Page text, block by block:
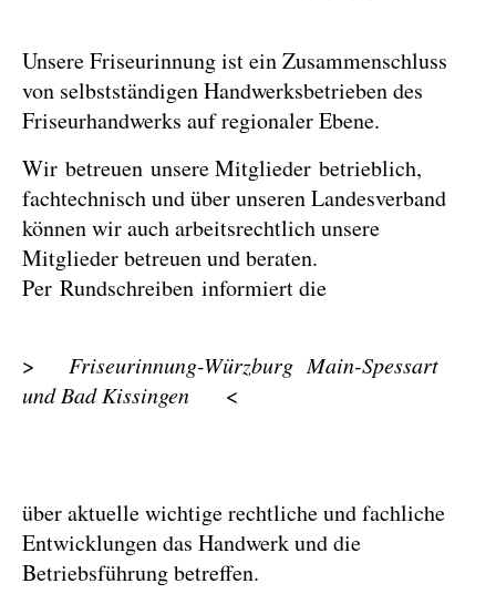
Unsere Friseurinnung ist ein Zusammenschluss
von selbstständigen Handwerksbetrieben des
Friseurhandwerks auf regionaler Ebene.
Wir betreuen unsere Mitglieder betrieblich,
fachtechnisch und über unseren Landesverband
können wir auch arbeitsrechtlich unsere
Mitglieder betreuen und beraten.
Per Rundschreiben informiert die
> Friseurinnung-Würzburg Main-Spessart
und Bad Kissingen
<
über aktuelle wichtige rechtliche und fachliche
Entwicklungen das Handwerk und die
Betriebsführung betreffen.